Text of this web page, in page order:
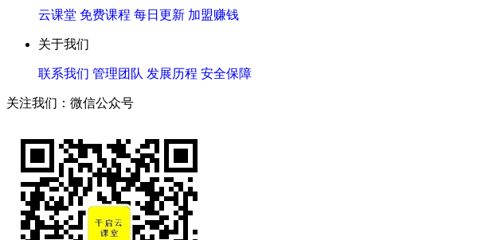
云课堂 免费课程 每日更新 加盟赚钱
关于我们
联系我们 管理团队 发展历程 安全保障
关注我们：微信公众号